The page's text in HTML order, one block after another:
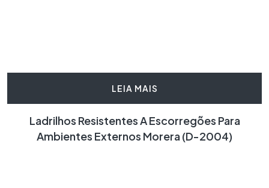
LEIA MAIS
Ladrilhos Resistentes A Escorregões Para
Ambientes Externos Morera (D-2004)